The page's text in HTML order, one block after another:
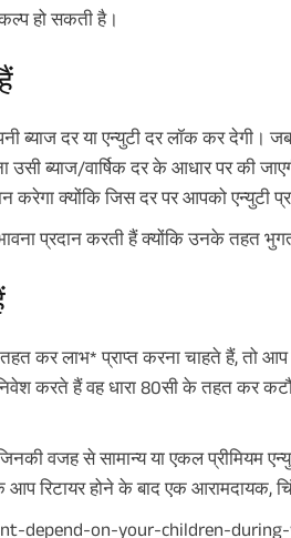
हो सकती है।
ब्याज दर या एन्युटी दर लॉक कर देगी।
उसी ब्याज/वार्षिक दर के आधार पर की
करेगा क्योंकि जिस दर पर आपको एन्युटी
भावना प्रदान करती हैं क्योंकि उनके तहत
कर लाभ* प्राप्त करना चाहते हैं, तो आप
करते हैं वह धारा 80सी के तहत कर
वजह से सामान्य या एकल प्रीमियम
रिटायर होने के बाद एक आरामदायक,
depend-on-your-children-